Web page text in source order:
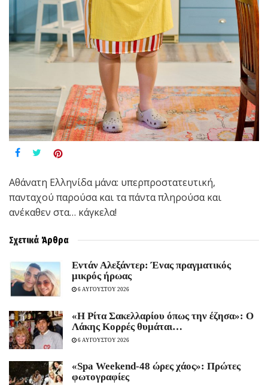
Αθάνατη Ελληνίδα μάνα: υπερπροστατευτική,
πανταχού παρούσα και τα πάντα πληρούσα και
ανέκαθεν στα… κάγκελα!
Σχετικά Άρθρα
Εντάν Αλεξάντερ: Ένας πραγματικός
μικρός ήρωας
6 ΑΥΓΟΥΣΤΟΥ 2026
«Η Ρίτα Σακελλαρίου όπως την έζησα»: Ο
Λάκης Κορρές θυμάται…
6 ΑΥΓΟΥΣΤΟΥ 2026
«Spa Weekend-48 ώρες χάος»: Πρώτες
φωτογραφίες